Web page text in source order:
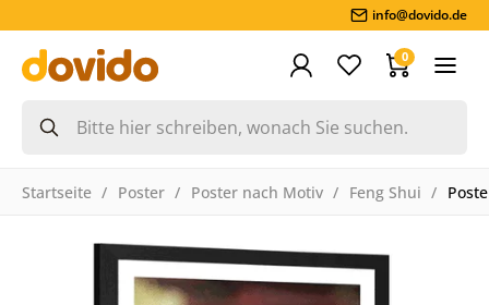
info@dovido.de
0
Startseite Poster Poster nach Motiv Feng Shui